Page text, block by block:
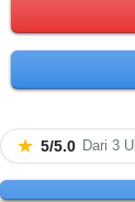
★ 5/5.0 Dari 3